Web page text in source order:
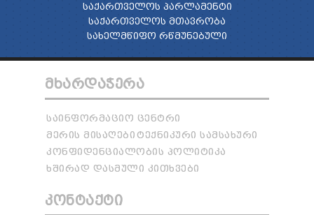
ᲡᲐᲥᲐᲠᲗᲕᲔᲚᲝᲡ ᲞᲐᲠᲚᲐᲛᲔᲜᲢᲘ
ᲡᲐᲥᲐᲠᲗᲕᲔᲚᲝᲡ ᲛᲗᲐᲕᲠᲝᲑᲐ
ᲡᲐᲮᲔᲚᲛᲬᲘᲤᲝ ᲠᲬᲛᲣᲜᲔᲑᲣᲚᲘ
ᲛᲮᲐᲠᲓᲐᲭᲔᲠᲐ
ᲡᲐᲘᲜᲤᲝᲠᲛᲐᲪᲘᲝ ᲪᲔᲜᲢᲠᲘ
ᲛᲔᲠᲘᲡ ᲛᲘᲡᲐᲦᲔᲑᲘ ᲢᲔᲥᲜᲘᲙᲣᲠᲘ ᲡᲐᲛᲡᲐᲮᲣᲠᲘ
ᲙᲝᲜᲤᲘᲓᲔᲜᲪᲘᲐᲚᲝᲑᲘᲡ ᲞᲝᲚᲘᲢᲘᲙᲐ
ᲮᲨᲘᲠᲐᲓ ᲓᲐᲡᲛᲣᲚᲘ ᲙᲘᲗᲮᲕᲔᲑᲘ
ᲙᲝᲜᲢᲐᲥᲢᲘ